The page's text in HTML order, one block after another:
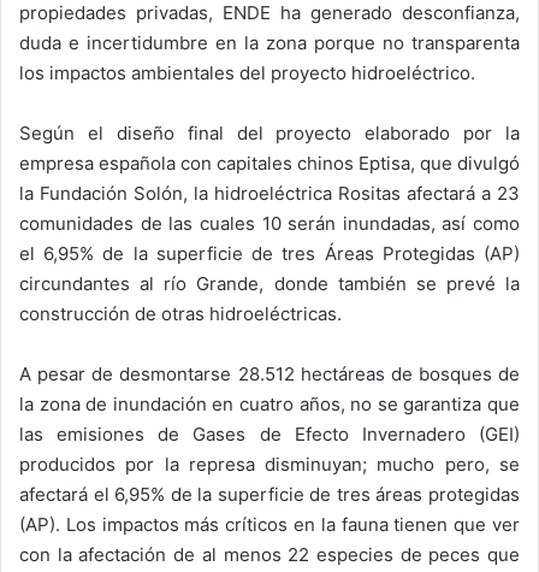
propiedades privadas, ENDE ha generado desconfianza,
duda e incertidumbre en la zona porque no transparenta
los impactos ambientales del proyecto hidroeléctrico.
Según el diseño final del proyecto elaborado por la
empresa española con capitales chinos Eptisa, que divulgó
la Fundación Solón, la hidroeléctrica Rositas afectará a 23
comunidades de las cuales 10 serán inundadas, así como
el 6,95% de la superficie de tres Áreas Protegidas (AP)
circundantes al río Grande, donde también se prevé la
construcción de otras hidroeléctricas.
A pesar de desmontarse 28.512 hectáreas de bosques de
la zona de inundación en cuatro años, no se garantiza que
las emisiones de Gases de Efecto Invernadero (GEI)
producidos por la represa disminuyan; mucho pero, se
afectará el 6,95% de la superficie de tres áreas protegidas
(AP). Los impactos más críticos en la fauna tienen que ver
con la afectación de al menos 22 especies de peces que